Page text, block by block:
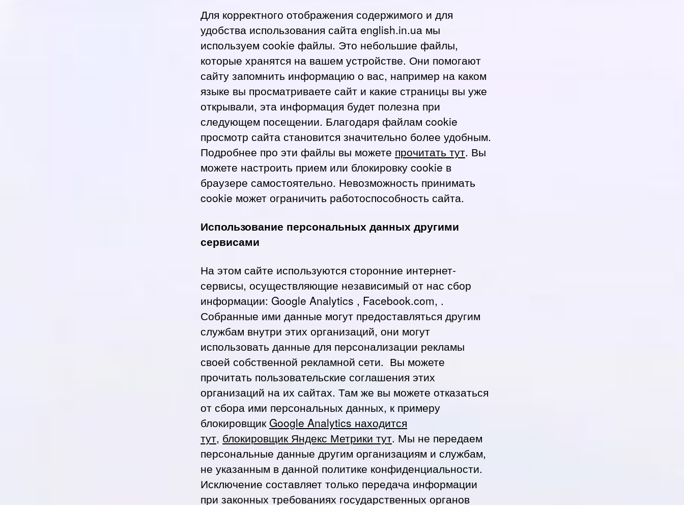
Для корректного отображения содержимого и для
удобства использования сайта english.in.ua мы
используем cookie файлы. Это небольшие файлы,
которые хранятся на вашем устройстве. Они помогают
сайту запомнить информацию о вас, например на каком
языке вы просматриваете сайт и какие страницы вы уже
открывали, эта информация будет полезна при
следующем посещении. Благодаря файлам cookie
просмотр сайта становится значительно более удобным.
Подробнее про эти файлы вы можете прочитать тут. Вы
можете настроить прием или блокировку cookie в
браузере самостоятельно. Невозможность принимать
cookie может ограничить работоспособность сайта.
Использование персональных данных другими
сервисами
На этом сайте используются сторонние интернет-
сервисы, осуществляющие независимый от нас сбор
информации: Google Analytics , Facebook.com, .
Собранные ими данные могут предоставляться другим
службам внутри этих организаций, они могут
использовать данные для персонализации рекламы
своей собственной рекламной сети. Вы можете
прочитать пользовательские соглашения этих
организаций на их сайтах. Там же вы можете отказаться
от сбора ими персональных данных, к примеру
блокировщик Google Analytics находится
тут, блокировщик Яндекс Метрики тут. Мы не передаем
персональные данные другим организациям и службам,
не указанным в данной политике конфиденциальности.
Исключение составляет только передача информации
при законных требованиях государственных органов